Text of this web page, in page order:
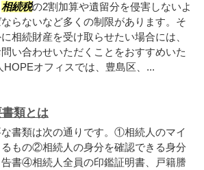
相続税の2割加算や遺留分を侵害しないよ
らないなど多くの制限があります。そ
相続財産を受け取らせたい場合には、
い合わせいただくことをおすすめいた
HOPEオフィスでは、豊島区、...
類とは
書類は次の通りです。①相続人のマイ
もの②相続人の身分を確認できる身分
書④相続人全員の印鑑証明書、戸籍謄